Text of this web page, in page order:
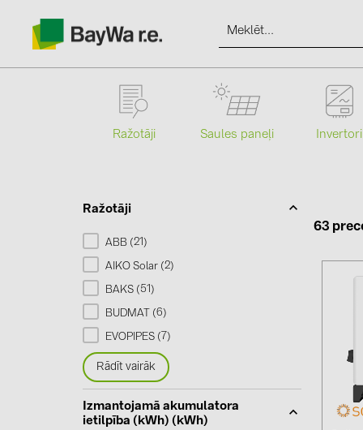
Informācija
Ražotāji Saules paneļi Invertori
Ražotāji
ABB (21 )
AIKO Solar (2)
BAKS (51 )
BUDMAT (6)
EVOPIPES ( 7)
Rādīt vairāk
Izmantojamā akumulatora
ietilpība (kWh) (kWh)
63